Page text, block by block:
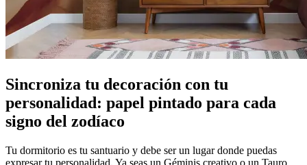
Sincroniza tu decoración con tu
personalidad: papel pintado para cada
signo del zodíaco
Tu dormitorio es tu santuario y debe ser un lugar donde puedas
expresar tu personalidad. Ya seas un Géminis creativo o un Tauro